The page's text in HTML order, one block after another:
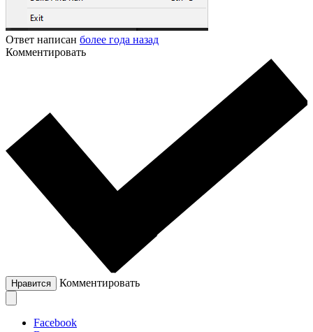
Ответ написан более года назад
Комментировать
Нравится Комментировать
Facebook